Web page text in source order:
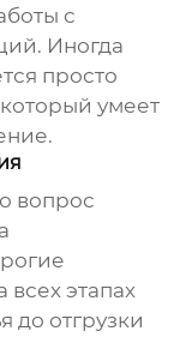
с
Иногда
просто
умеет
вопрос
всех этапах
до отгрузки